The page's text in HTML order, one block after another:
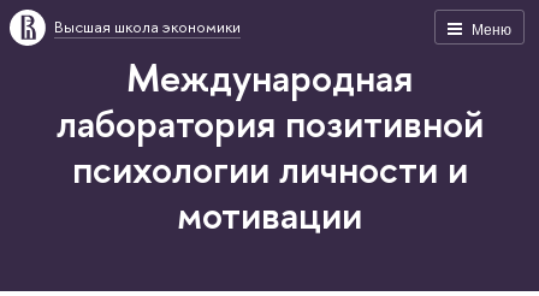
Меню
Высшая школа экономики
Международная
лаборатория позитивной
психологии личности и
мотивации